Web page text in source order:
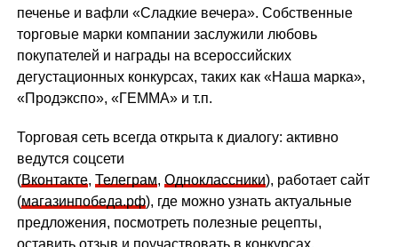
печенье и вафли «Сладкие вечера». Собственные
торговые марки компании заслужили любовь
покупателей и награды на всероссийских
дегустационных конкурсах, таких как «Наша марка»,
«Продэкспо», «ГЕММА» и т.п.
Торговая сеть всегда открыта к диалогу: активно
ведутся соцсети
(Вконтакте, Телеграм, Одноклассники), работает сайт
(магазинпобеда.рф), где можно узнать актуальные
предложения, посмотреть полезные рецепты,
оставить отзыв и поучаствовать в конкурсах.